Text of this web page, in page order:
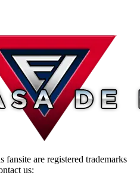
fansite are registered trademarks
us: